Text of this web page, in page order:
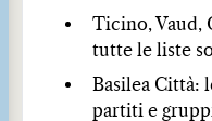
Ticino, Vaud,
tutte le liste
Basilea Città:
partiti e